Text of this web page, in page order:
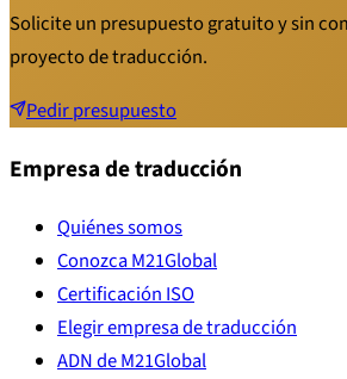
Solicite un presupuesto gratuito y sin
proyecto de traducción.
Pedir presupuesto
Empresa de traducción
Quiénes somos
Conozca M21Global
Certificación ISO
Elegir empresa de traducción
ADN de M21Global